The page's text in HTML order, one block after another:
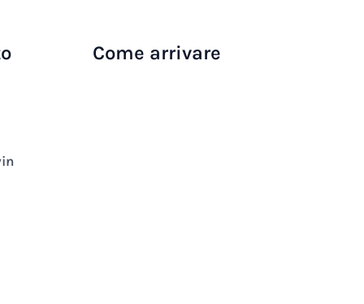
Come arrivare